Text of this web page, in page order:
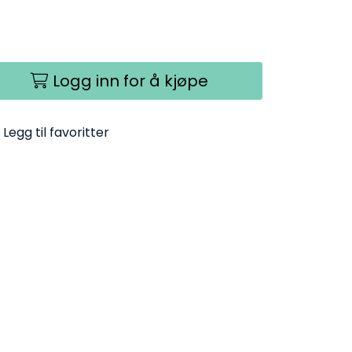
Logg inn for å kjøpe
Legg til favoritter